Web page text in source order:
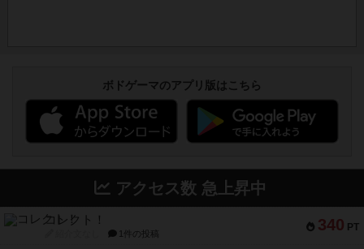
ボドゲーマのアプリ版はこちら
アクセス数 急上昇中
340 PT
コレクト！
1件の投稿